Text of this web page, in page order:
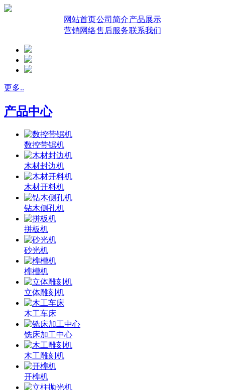
网站首页公司简介产品展示
营销网络售后服务联系我们
更多..
产品中心
数控带锯机
木材封边机
木材开料机
钻木侧孔机
拼板机
砂光机
榫槽机
立体雕刻机
木工车床
铣床加工中心
木工雕刻机
开榫机